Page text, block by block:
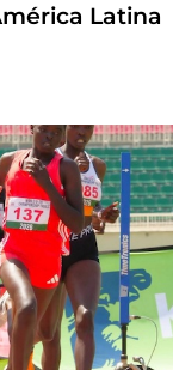
Latina